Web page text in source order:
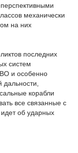
механически
на них
последних
систем
и особенно
корабли
все связанные с
об ударных